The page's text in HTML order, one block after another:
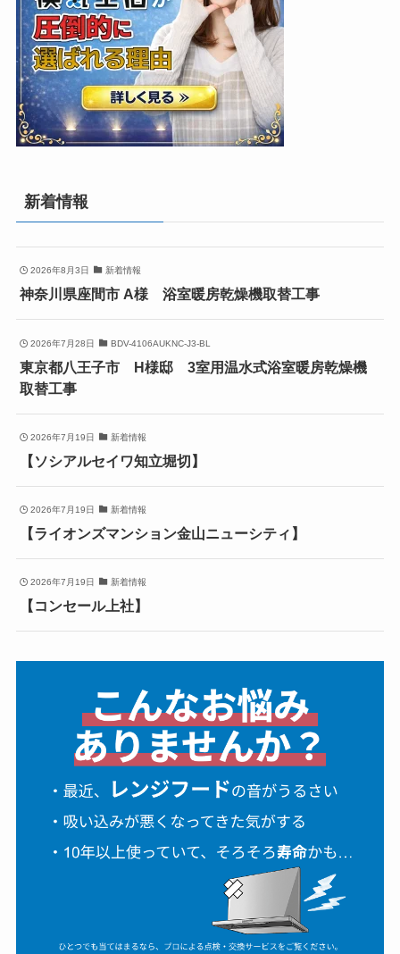
新着情報
2026年8月3日 新着情報
神奈川県座間市 A様 浴室暖房乾燥機取替工事
2026年7月28日 BDV-4106AUKNC-J3-BL
東京都八王子市 H様邸 3室用温水式浴室暖房乾燥機
取替工事
2026年7月19日 新着情報
【ソシアルセイワ知立堀切】
2026年7月19日 新着情報
【ライオンズマンション金山ニューシティ】
2026年7月19日 新着情報
【コンセール上社】